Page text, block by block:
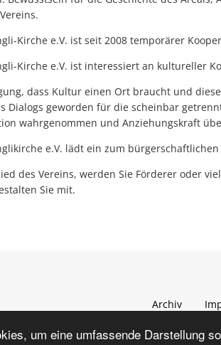
um eine umfassende Darstellung
Kirche e.V. ist seit 2008 temporärer
Kirche e.V. ist interessiert an kultureller
dass Kultur einen Ort braucht und
Dialogs geworden für die scheinbar
wahrgenommen und Anziehungskraft
e.V. lädt ein zum
des Vereins, werden Sie Förderer oder
Sie mit.
Archiv